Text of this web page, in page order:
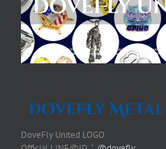
DoveFly United LOGO